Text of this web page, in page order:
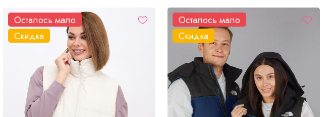
Осталось мало
Скидка
Осталось мало
Скидка